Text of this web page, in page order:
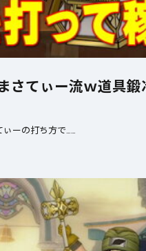
さてぃー流ｗ道具鍛
ーの打ち方で……
ぶっちゃけ防具装備評価